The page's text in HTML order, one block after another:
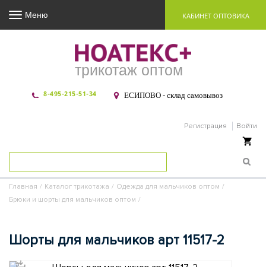
трикотаж оптом
8-495-215-51-34 ЕСИПОВО - склад самовывоз
Регистрация Войти
Меню КАБИНЕТ ОПТОВИКА
Главная / Каталог трикотажа / Одежда для мальчиков оптом /
Брюки и шорты для мальчиков оптом /
Шорты для мальчиков арт 11517-2